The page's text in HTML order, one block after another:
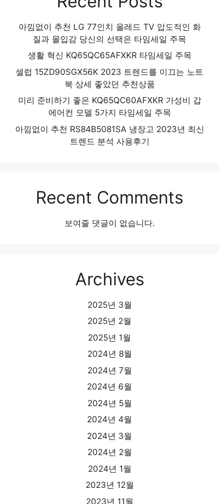
아낌없이 추천 LG 77인치 올레드 TV 압도적인 화
질과 몰입감 당신의 선택은 타임세일 주목
생활 혁신 KQ65QC65AFXKR 타임세일 주목
셀럽 15ZD90SGX56K 2023 트렌드를 이끄는 노트
북 상세 좋았던 추천상품
미리 준비하기 좋은 KQ65QC60AFXKR 가성비 갑
에어컨 모델 5가지 타임세일 주목
아낌없이 추천 RS84B5081SA 냉장고 2023년 최신
트렌드 분석 사용후기
Recent Comments
보여줄 댓글이 없습니다.
Archives
2025년 3월
2025년 2월
2025년 1월
2024년 8월
2024년 7월
2024년 6월
2024년 5월
2024년 4월
2024년 3월
2024년 2월
2024년 1월
2023년 12월
2023년 11월